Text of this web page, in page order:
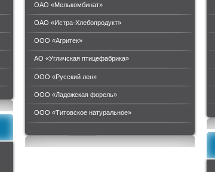
ОАО «Мелькомбинат»
ОАО «Истра-Хлебопродукт»
ООО «Агритек»
АО «Угличская птицефабрика»
ООО «Русский лен»
ООО «Ладожская форель»
ООО «Титовское натуральное»